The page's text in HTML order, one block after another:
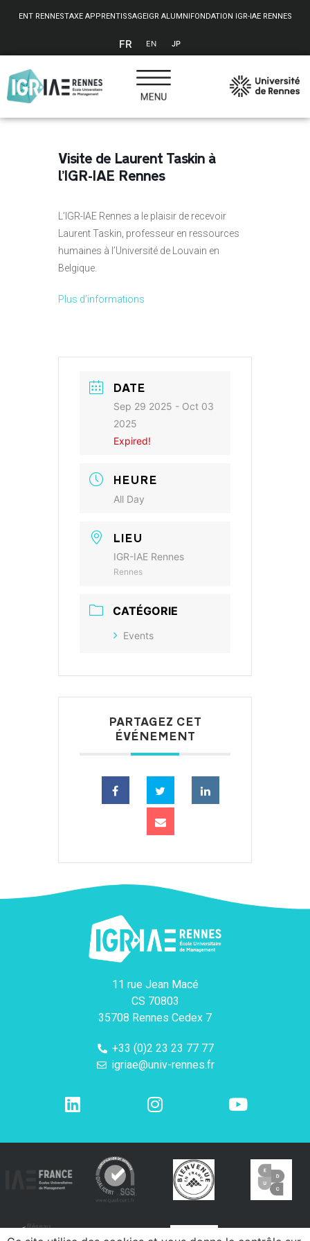
ENT RENNESTAXE APPRENTISSAGEIGR ALUMNIFONDATION IGR-IAE RENNES
FR EN JP
Visite de Laurent Taskin à
l’IGR-IAE Rennes
L’IGR-IAE Rennes a le plaisir de recevoir
Laurent Taskin, professeur en ressources
humaines à l’Université de Louvain en
Belgique.
Plus d’informations
DATE
Sep 29 2025 - Oct 03
2025
Expired!
HEURE
All Day
LIEU
IGR-IAE Rennes
Rennes
CATÉGORIE
Events
PARTAGEZ CET
ÉVÉNEMENT
11 rue Jean Macé
CS 70803
35708 Rennes Cedex 7
+33 (0)2 23 23 77 77
igriae@univ-rennes.fr